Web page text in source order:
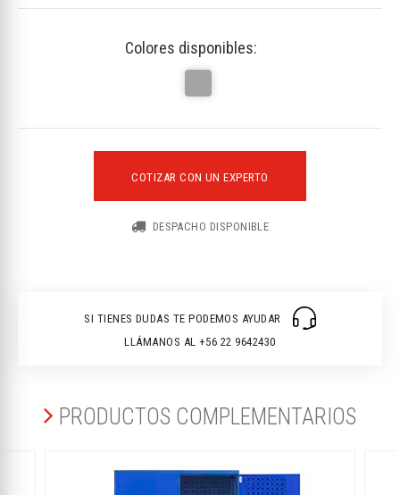
Colores disponibles:
COTIZAR CON UN EXPERTO
DESPACHO DISPONIBLE
SI TIENES DUDAS TE PODEMOS AYUDAR
LLÁMANOS AL +56 22 9642430
PRODUCTOS COMPLEMENTARIOS